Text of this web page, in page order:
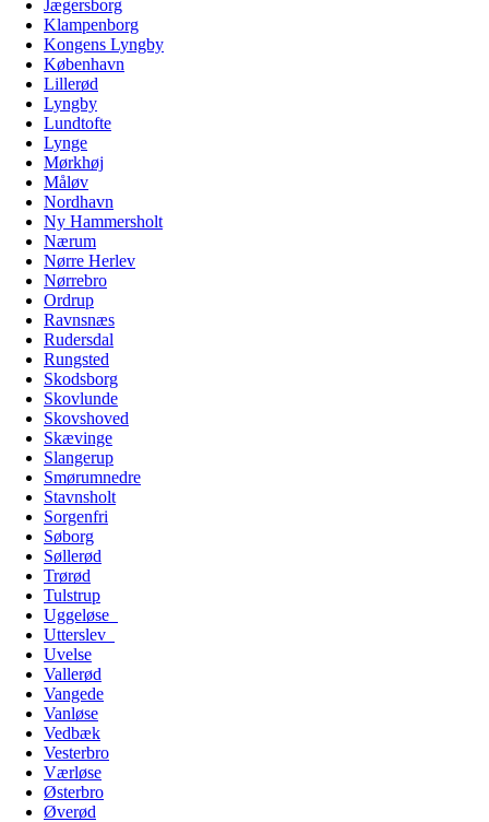
Jægersborg
Klampenborg
Kongens Lyngby
København
Lillerød
Lyngby
Lundtofte
Lynge
Mørkhøj
Måløv
Nordhavn
Ny Hammersholt
Nærum
Nørre Herlev
Nørrebro
Ordrup
Ravnsnæs
Rudersdal
Rungsted
Skodsborg
Skovlunde
Skovshoved
Skævinge
Slangerup
Smørumnedre
Stavnsholt
Sorgenfri
Søborg
Søllerød
Trørød
Tulstrup
Uggeløse
Utterslev
Uvelse
Vallerød
Vangede
Vanløse
Vedbæk
Vesterbro
Værløse
Østerbro
Øverød